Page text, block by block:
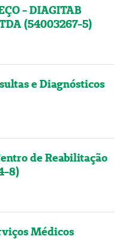
- DIAGITAB
(54003267-5)
e Diagnósticos
de Reabilitação
8)
Médicos